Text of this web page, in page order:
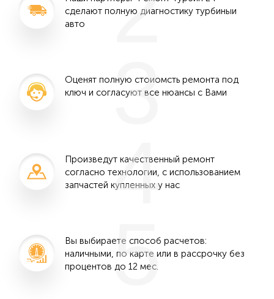
сделают полную диагностику турбиныи
авто
Оценят полную стоиомсть ремонта под
ключ и согласуют все нюансы с Вами
3
Произведут качественный ремонт
согласно технологии, с использованием
запчастей купленных у нас
4
Вы выбираете способ расчетов:
наличными, по карте или в рассрочку без
процентов до 12 мес.
5